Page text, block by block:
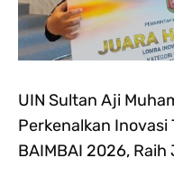
UIN Sultan Aji
Perkenalkan
BAIMBAI 2026,